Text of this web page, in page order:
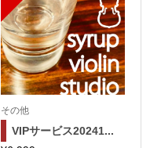
その他
VIPサービス20241...